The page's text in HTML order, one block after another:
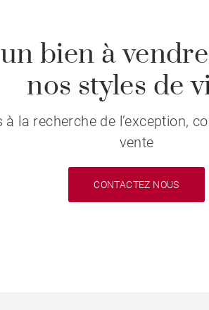
bien à
nos styles de
la recherche de l’exception,
vente
CONTACTEZ NOUS